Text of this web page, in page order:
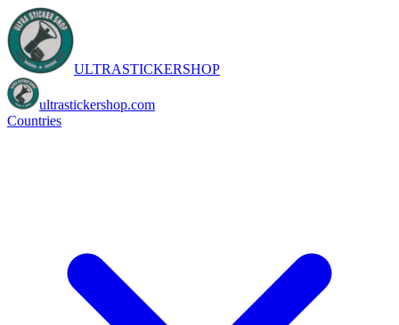
ULTRASTICKERSHOP
ultrastickershop.com
Countries